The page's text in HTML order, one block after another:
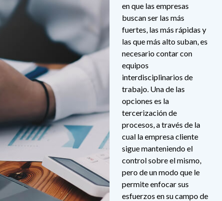
en que las empresas
buscan ser las más
fuertes, las más rápidas y
las que más alto suban, es
necesario contar con
equipos
interdisciplinarios de
trabajo. Una de las
opciones es la
tercerización de
procesos, a través de la
cual la empresa cliente
sigue manteniendo el
control sobre el mismo,
pero de un modo que le
permite enfocar sus
esfuerzos en su campo de